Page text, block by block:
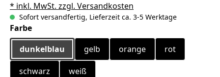
* inkl. MwSt. zzgl. Versandkosten
Sofort versandfertig, Lieferzeit ca. 3-5 Werktage
Farbeauswählen
dunkelblau
gelb orange rot
schwarz weiß